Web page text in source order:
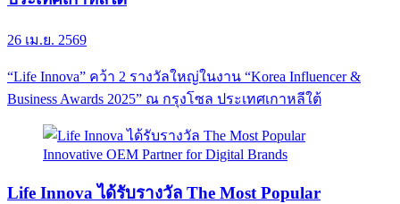
26 เม.ย. 2569
“Life Innova” คว้า 2 รางวัลใหญ่ในงาน “Korea Influencer &
Business Awards 2025” ณ กรุงโซล ประเทศเกาหลีใต้
Life Innova ได้รับรางวัล The Most Popular